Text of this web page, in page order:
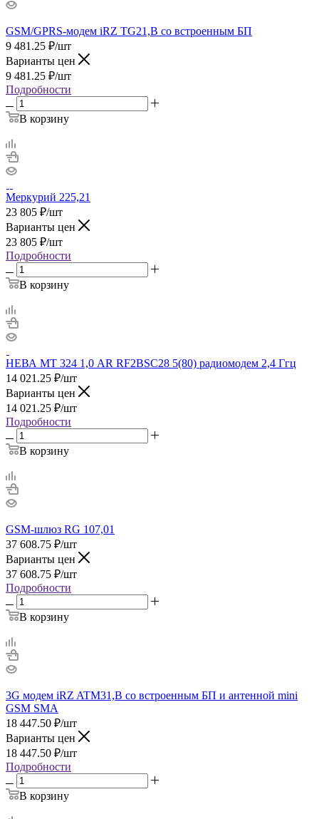
GSM/GPRS-модем iRZ TG21,B со встроенным БП
9 481.25 ₽/шт
Варианты цен
9 481.25 ₽/шт
Подробности
В корзину
Меркурий 225,21
23 805 ₽/шт
Варианты цен
23 805 ₽/шт
Подробности
В корзину
НЕВА МТ 324 1,0 AR RF2BSC28 5(80) радиомодем 2,4 Ггц
14 021.25 ₽/шт
Варианты цен
14 021.25 ₽/шт
Подробности
В корзину
GSM-шлюз RG 107,01
37 608.75 ₽/шт
Варианты цен
37 608.75 ₽/шт
Подробности
В корзину
3G модем iRZ ATM31,B со встроенным БП и антенной mini
GSM SMA
18 447.50 ₽/шт
Варианты цен
18 447.50 ₽/шт
Подробности
В корзину